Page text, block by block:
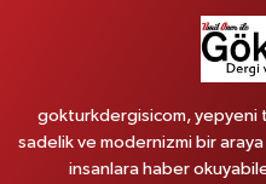
gokturkdergisicom, yepyeni
sadelik ve modernizmi bir
insanlara haber